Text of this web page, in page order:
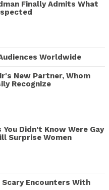
Finally Admits What
Worldwide
New Partner, Whom
Recognize
You Didn't Know Were Gay
Surprise Women
Scary Encounters With